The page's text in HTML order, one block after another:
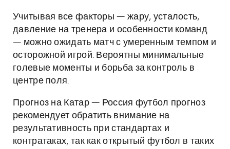
Учитывая все факторы — жару, усталость,
давление на тренера и особенности команд
— можно ожидать матч с умеренным темпом и
осторожной игрой. Вероятны минимальные
голевые моменты и борьба за контроль в
центре поля.
Прогноз на Катар — Россия футбол прогноз
рекомендует обратить внимание на
результативность при стандартах и
контратаках, так как открытый футбол в таких